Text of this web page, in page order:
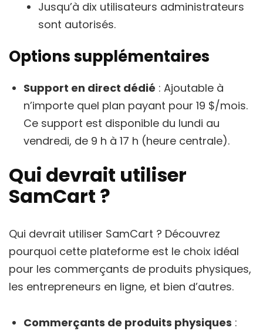
Jusqu’à dix utilisateurs administrateurs
sont autorisés.
Options supplémentaires
Support en direct dédié : Ajoutable à
n’importe quel plan payant pour 19 $/mois.
Ce support est disponible du lundi au
vendredi, de 9 h à 17 h (heure centrale).
Qui devrait utiliser
SamCart ?
Qui devrait utiliser SamCart ? Découvrez
pourquoi cette plateforme est le choix idéal
pour les commerçants de produits physiques,
les entrepreneurs en ligne, et bien d’autres.
Commerçants de produits physiques :